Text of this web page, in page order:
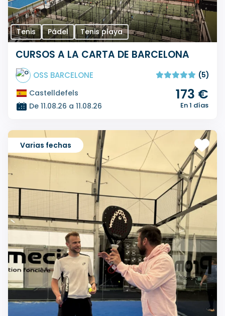
Tenis Pádel Tenis playa
CURSOS A LA CARTA DE BARCELONA
OSS BARCELONE
(5)
Castelldefels
De 11.08.26 a 11.08.26
173 €
En 1 días
Varias fechas